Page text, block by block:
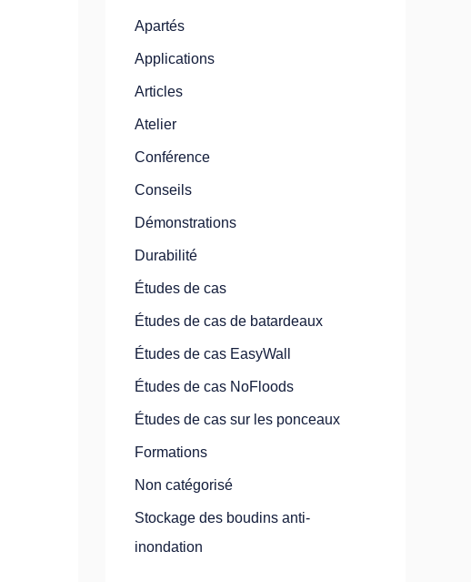
Apartés
Applications
Articles
Atelier
Conférence
Conseils
Démonstrations
Durabilité
Études de cas
Études de cas de batardeaux
Études de cas EasyWall
Études de cas NoFloods
Études de cas sur les ponceaux
Formations
Non catégorisé
Stockage des boudins anti-
inondation